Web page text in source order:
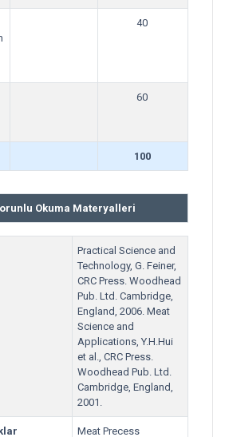
40
60
100
Okuma Materyalleri
Practical Science and
Technology, G. Feiner,
CRC Press. Woodhead
Pub. Ltd. Cambridge,
England, 2006. Meat
Science and
Applications, Y.H.Hui
et al., CRC Press.
Woodhead Pub. Ltd.
Cambridge, England,
2001.
Meat Precess